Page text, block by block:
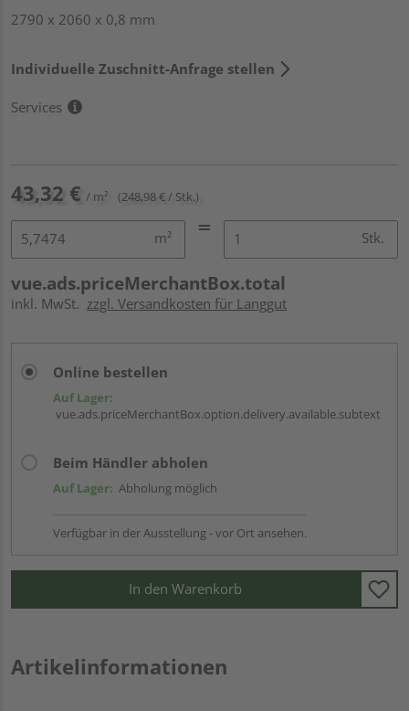
2790 x 2060 x 0,8 mm
Individuelle Zuschnitt-Anfrage stellen
Services
43,32 € / m² (248,98 € / Stk.)
m² Stk.
vue.ads.priceMerchantBox.total
inkl. MwSt. zzgl. Versandkosten für Langgut
Online bestellen
Auf Lager:
vue.ads.priceMerchantBox.option.delivery.available.subtext
Beim Händler abholen
Auf Lager: Abholung möglich
Verfügbar in der Ausstellung - vor Ort ansehen.
In den Warenkorb
Artikelinformationen